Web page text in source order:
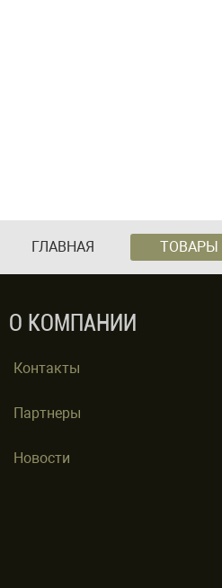
ГЛАВНАЯ ТОВАРЫ
О КОМПАНИИ
Контакты
Партнеры
Новости